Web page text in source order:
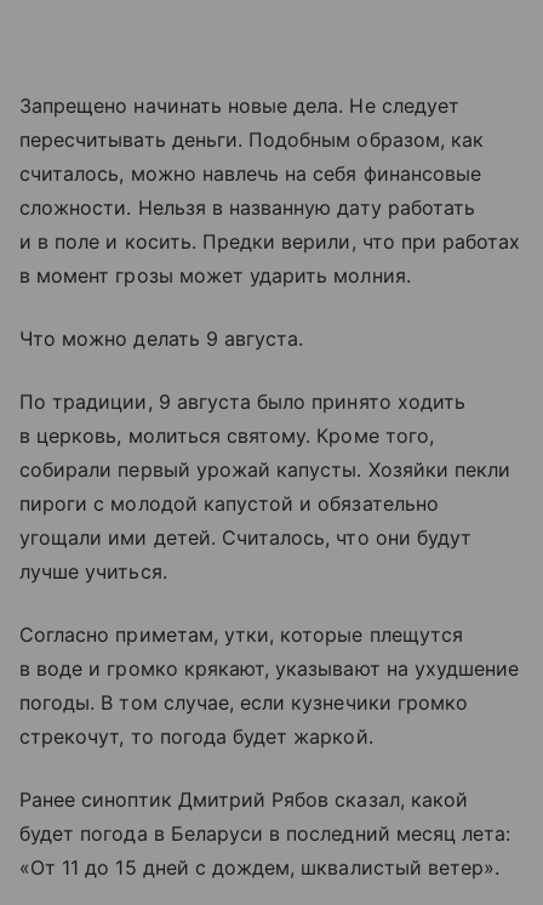
Запрещено начинать новые дела. Не следует
пересчитывать деньги. Подобным образом, как
считалось, можно навлечь на себя финансовые
сложности. Нельзя в названную дату работать
и в поле и косить. Предки верили, что при работах
в момент грозы может ударить молния.
Что можно делать 9 августа.
По традиции, 9 августа было принято ходить
в церковь, молиться святому. Кроме того,
собирали первый урожай капусты. Хозяйки пекли
пироги с молодой капустой и обязательно
угощали ими детей. Считалось, что они будут
лучше учиться.
Согласно приметам, утки, которые плещутся
в воде и громко крякают, указывают на ухудшение
погоды. В том случае, если кузнечики громко
стрекочут, то погода будет жаркой.
Ранее синоптик Дмитрий Рябов сказал, какой
будет погода в Беларуси в последний месяц лета:
«От 11 до 15 дней с дождем, шквалистый ветер».